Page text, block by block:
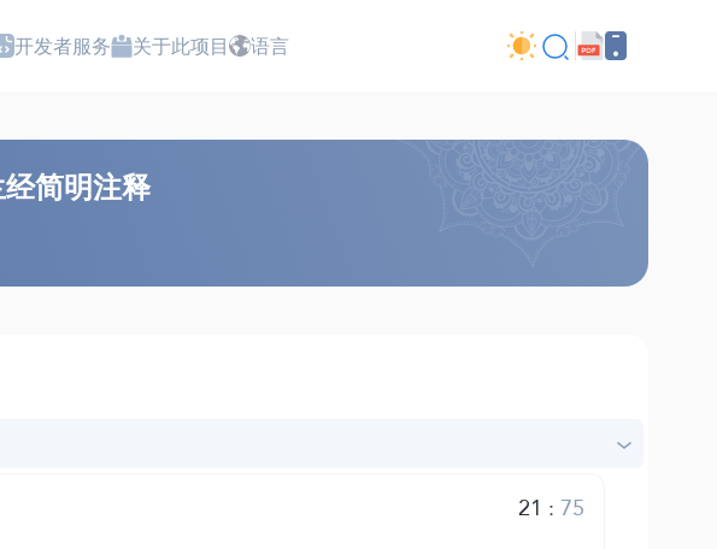
开发者服务 关于此项目 语言
简明注释
21 : 75